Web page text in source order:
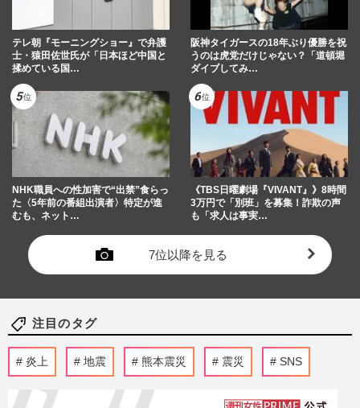
テレ朝『モーニングショー』で弁護
士・猿田佐世氏が「日本ほど中国と
揉めている国…
阪神タイガースの18年ぶり優勝を祝
うのは虎党だけじゃない？「道頓堀
ダイブしてみ…
NHK職員への性加害で“出禁”食らっ
た〈5年前の番組出演者〉特定が進
むも、ネット…
《TBS日曜劇場『VIVANT』》8時間
3万円で「別班」を募集！詐欺の声
も「求人は事実…
7位以降を見る
注目のタグ
炎上 地震 熊本震災 震災 SNS